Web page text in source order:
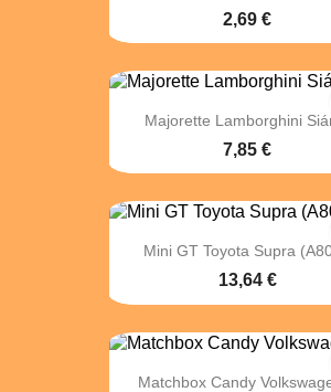
2,69 €
Majorette Lamborghini
7,85 €
Mini GT Toyota Supra
13,64 €
Matchbox Candy